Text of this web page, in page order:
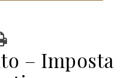
– Imposta